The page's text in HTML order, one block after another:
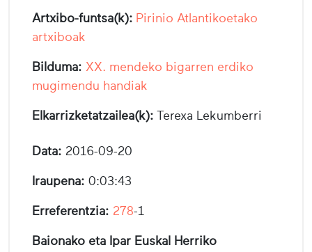
Artxibo-funtsa(k): Pirinio Atlantikoetako
artxiboak
Bilduma: XX. mendeko bigarren erdiko
mugimendu handiak
Elkarrizketatzailea(k): Terexa Lekumberri
Data: 2016-09-20
Iraupena: 0:03:43
Erreferentzia: 278-1
Baionako eta Ipar Euskal Herriko